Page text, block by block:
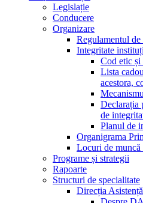
Legislație
Conducere
Organizare
Regulamentul
Integritate
Cod etic și
Lista
acestora,
Declarația
de
Planul de
Organigrama
Locuri de muncă
Programe și strategii
Rapoarte
Structuri de specialitate
Direcția